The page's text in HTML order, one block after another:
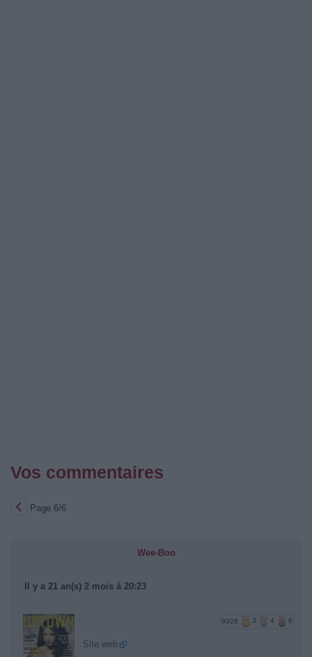
Vos commentaires
Page 6/6
Wee-Boo
Il y a 21 an(s) 2 mois à 20:23
9328 3 4 6
Site web